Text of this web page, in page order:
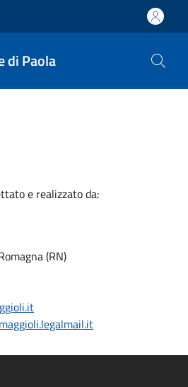
di Paola
e realizzato da:
(RN)